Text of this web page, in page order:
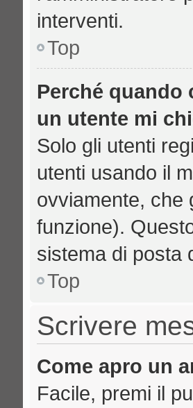
interventi.
Top
Perché quando
un utente mi
Solo gli utenti
utenti usando il
ovviamente, che
funzione).
sistema di posta
Top
Scrivere
Come apro un
Facile, premi il